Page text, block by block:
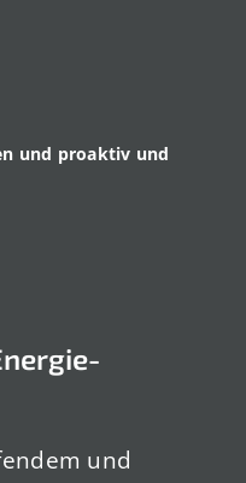
und proaktiv und
und